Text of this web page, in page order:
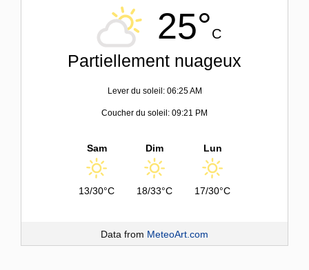
25°C
Partiellement nuageux
Lever du soleil: 06:25 AM
Coucher du soleil: 09:21 PM
Sam
13/30°C
Dim
18/33°C
Lun
17/30°C
Data from MeteoArt.com